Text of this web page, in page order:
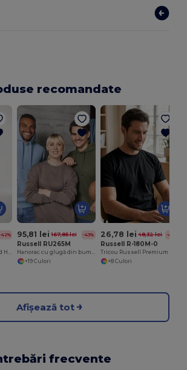
recomandate
-42%
Hanorac cu guler rotund Heavy Duty
95,81 lei 167,85 lei -43%
Russell RU265M
Hanorac cu glugă din bumbac pieptănat, croială Modern Fit
+19 Culori
26,78 lei 48,32 lei -45%
Russell R-180M-0
+8 Culori
Afișează tot
frecvente